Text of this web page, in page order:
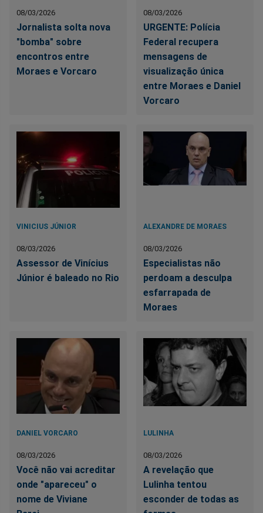
08/03/2026
Jornalista solta nova
"bomba" sobre
encontros entre
Moraes e Vorcaro
08/03/2026
URGENTE: Polícia
Federal recupera
mensagens de
visualização única
entre Moraes e Daniel
Vorcaro
VINICIUS JÚNIOR
08/03/2026
Assessor de Vinícius
Júnior é baleado no Rio
ALEXANDRE DE MORAES
08/03/2026
Especialistas não
perdoam a desculpa
esfarrapada de
Moraes
DANIEL VORCARO
08/03/2026
Você não vai acreditar
onde "apareceu" o
nome de Viviane
LULINHA
08/03/2026
A revelação que
Lulinha tentou
esconder de todas as